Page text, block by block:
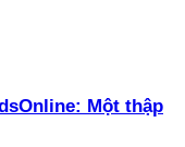
Một thập